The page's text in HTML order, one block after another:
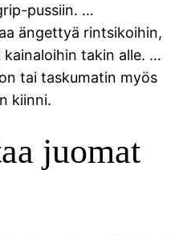
pussiin. …
ängettyä rintsikoihin,
kainaloihin takin alle. …
tai taskumatin myös
kiinni.
juomat